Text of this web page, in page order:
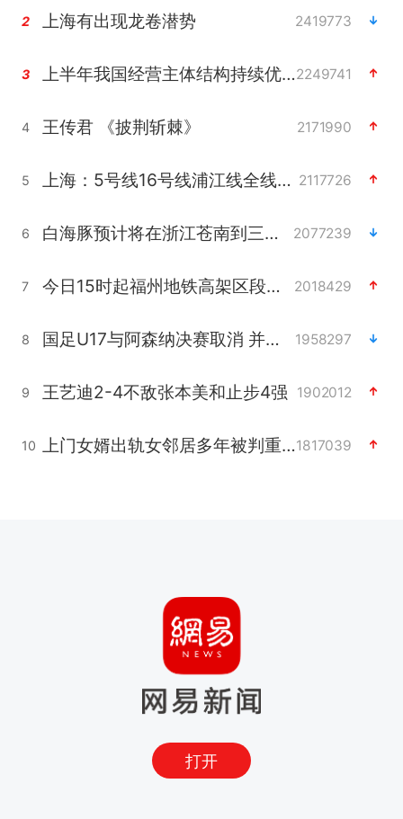
2 上海有出现龙卷潜势 2419773
3 上半年我国经营主体结构持续优化2249741
4 王传君 《披荆斩棘》 2171990
5 上海：5号线16号线浦江线全线停运 2117726
6 白海豚预计将在浙江苍南到三门一带登陆 2077239
7 今日15时起福州地铁高架区段停运 2018429
8 国足U17与阿森纳决赛取消 并列冠军 1958297
9 王艺迪2-4不敌张本美和止步4强 1902012
10 上门女婿出轨女邻居多年被判重婚罪1817039
打开